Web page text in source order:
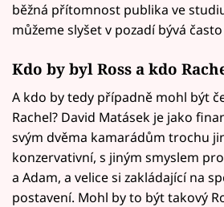
běžná přítomnost publika ve
můžeme slyšet v pozadí bývá
Kdo by byl Ross a kdo
A kdo by tedy případně mohl být
Rachel? David Matásek je jako
svým dvěma kamarádům trochu
konzervativní, s jiným smyslem
a Adam, a velice si zakládající na
postavení. Mohl by to být takový